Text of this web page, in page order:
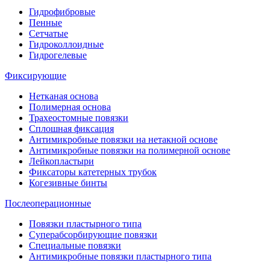
Гидрофибровые
Пенные
Сетчатые
Гидроколлоидные
Гидрогелевые
Фиксирующие
Нетканая основа
Полимерная основа
Трахеостомные повязки
Сплошная фиксация
Антимикробные повязки на нетакной основе
Антимикробные повязки на полимерной основе
Лейкопластыри
Фиксаторы катетерных трубок
Когезивные бинты
Послеоперационные
Повязки пластырного типа
Суперабсорбирующие повязки
Специальные повязки
Антимикробные повязки пластырного типа